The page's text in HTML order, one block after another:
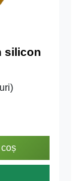
silicon